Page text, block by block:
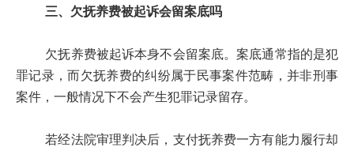
三、欠抚养费被起诉会留案底吗
欠抚养费被起诉本身不会留案底。案底通常指的是犯
罪记录，而欠抚养费的纠纷属于民事案件范畴，并非刑事
案件，一般情况下不会产生犯罪记录留存。
若经法院审理判决后，支付抚养费一方有能力履行却